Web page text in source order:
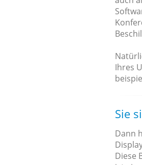
Ihres
Sie
Dann
Diese